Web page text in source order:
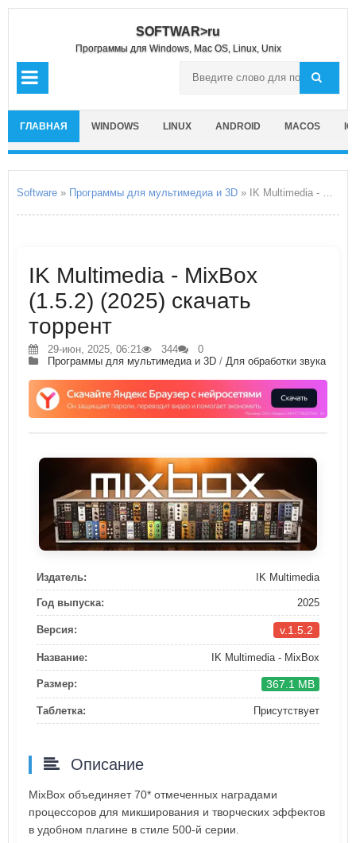
SOFTWAR>ru
Программы для Windows, Mac OS, Linux, Unix
ГЛАВНАЯ WINDOWS LINUX ANDROID MACOS
Software » Программы для мультимедиа и 3D » IK Multimedia - MixBox
IK Multimedia - MixBox
(1.5.2) (2025) скачать
торрент
29-июн, 2025, 06:21 344
0
Программы для мультимедиа и 3D / Для обработки звука
Издатель: IK Multimedia
Год выпуска: 2025
Версия: v.1.5.2
Название: IK Multimedia - MixBox
Размер: 367.1 MB
Таблетка: Присутствует
Описание
MixBox объединяет 70* отмеченных наградами
процессоров для микширования и творческих эффектов
в удобном плагине в стиле 500-й серии.